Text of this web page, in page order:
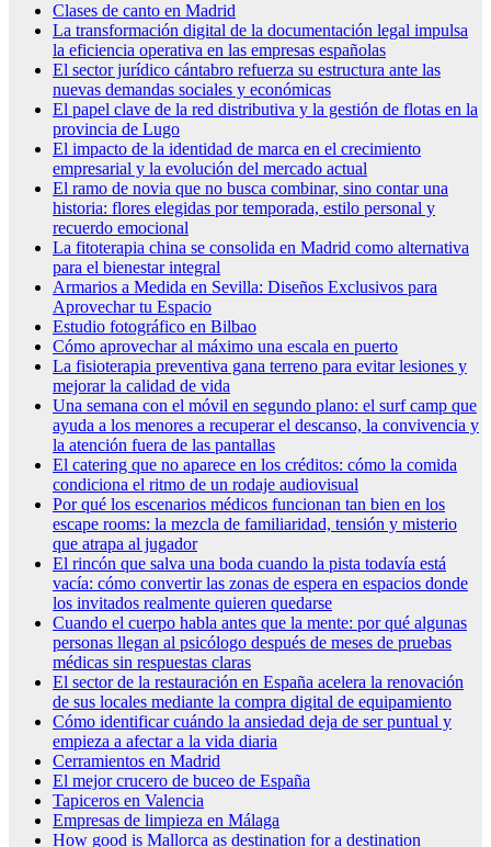
Clases de canto en Madrid
La transformación digital de la documentación legal impulsa
la eficiencia operativa en las empresas españolas
El sector jurídico cántabro refuerza su estructura ante las
nuevas demandas sociales y económicas
El papel clave de la red distributiva y la gestión de flotas en la
provincia de Lugo
El impacto de la identidad de marca en el crecimiento
empresarial y la evolución del mercado actual
El ramo de novia que no busca combinar, sino contar una
historia: flores elegidas por temporada, estilo personal y
recuerdo emocional
La fitoterapia china se consolida en Madrid como alternativa
para el bienestar integral
Armarios a Medida en Sevilla: Diseños Exclusivos para
Aprovechar tu Espacio
Estudio fotográfico en Bilbao
Cómo aprovechar al máximo una escala en puerto
La fisioterapia preventiva gana terreno para evitar lesiones y
mejorar la calidad de vida
Una semana con el móvil en segundo plano: el surf camp que
ayuda a los menores a recuperar el descanso, la convivencia y
la atención fuera de las pantallas
El catering que no aparece en los créditos: cómo la comida
condiciona el ritmo de un rodaje audiovisual
Por qué los escenarios médicos funcionan tan bien en los
escape rooms: la mezcla de familiaridad, tensión y misterio
que atrapa al jugador
El rincón que salva una boda cuando la pista todavía está
vacía: cómo convertir las zonas de espera en espacios donde
los invitados realmente quieren quedarse
Cuando el cuerpo habla antes que la mente: por qué algunas
personas llegan al psicólogo después de meses de pruebas
médicas sin respuestas claras
El sector de la restauración en España acelera la renovación
de sus locales mediante la compra digital de equipamiento
Cómo identificar cuándo la ansiedad deja de ser puntual y
empieza a afectar a la vida diaria
Cerramientos en Madrid
El mejor crucero de buceo de España
Tapiceros en Valencia
Empresas de limpieza en Málaga
How good is Mallorca as destination for a destination